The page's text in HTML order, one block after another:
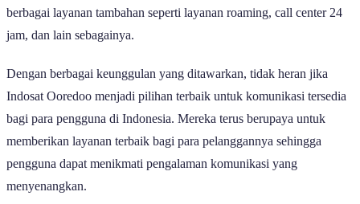
berbagai layanan tambahan seperti layanan roaming, call center 24
jam, dan lain sebagainya.
Dengan berbagai keunggulan yang ditawarkan, tidak heran jika
Indosat Ooredoo menjadi pilihan terbaik untuk komunikasi tersedia
bagi para pengguna di Indonesia. Mereka terus berupaya untuk
memberikan layanan terbaik bagi para pelanggannya sehingga
pengguna dapat menikmati pengalaman komunikasi yang
menyenangkan.